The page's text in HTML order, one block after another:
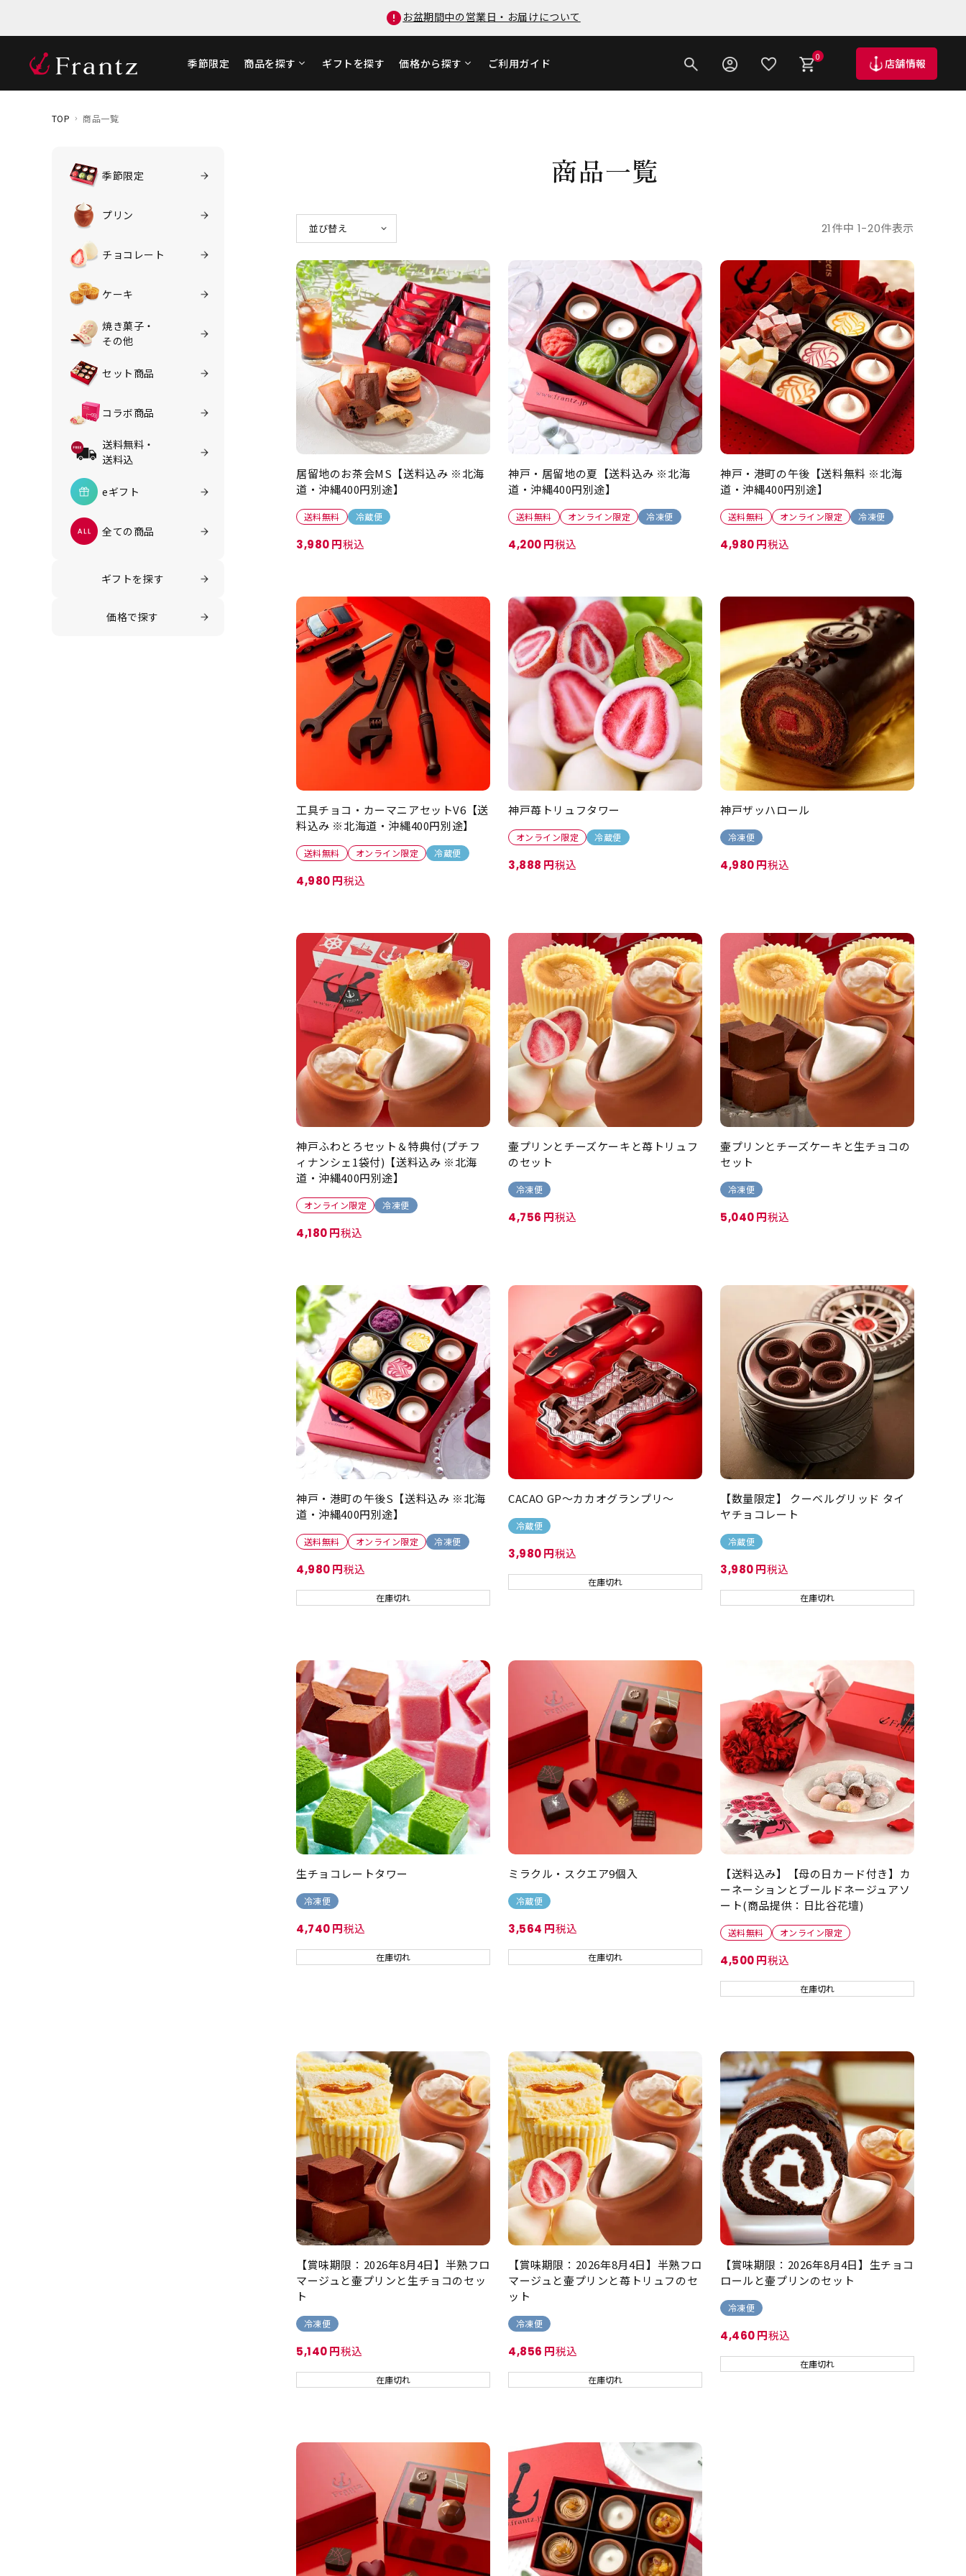
お盆期間中の営業日・お届けについて
季節限定 商品を探す ギフトを探す 価格から探す ご利用ガイド 0 店舗情報
TOP 商品一覧
季節限定
プリン
チョコレート
ケーキ
焼き菓子・
その他
セット商品
コラボ商品
送料無料・
送料込
eギフト
全ての商品
ギフトを探す
価格で探す
商品一覧
並び替え
価格が高い順
新着順
おすすめ順
21件中 1-20件表示
居留地のお茶会MS【送料込み ※北海
道・沖縄400円別途】
送料無料 冷蔵便
3,980 税込
神戸・居留地の夏【送料込み ※北海
道・沖縄400円別途】
送料無料 オンライン限定 冷凍便
4,200 税込
神戸・港町の午後【送料無料 ※北海
道・沖縄400円別途】
送料無料 オンライン限定 冷凍便
4,980 税込
工具チョコ・カーマニアセットV6【送
料込み ※北海道・沖縄400円別途】
送料無料 オンライン限定 冷蔵便
4,980 税込
神戸苺トリュフタワー
オンライン限定 冷蔵便
3,888 税込
神戸ザッハロール
冷凍便
4,980 税込
神戸ふわとろセット＆特典付(プチフ
ィナンシェ1袋付)【送料込み ※北海
道・沖縄400円別途】
オンライン限定 冷凍便
4,180 税込
壷プリンとチーズケーキと苺トリュフ
のセット
冷凍便
4,756 税込
壷プリンとチーズケーキと生チョコの
セット
冷凍便
5,040 税込
神戸・港町の午後S【送料込み ※北海
道・沖縄400円別途】
送料無料 オンライン限定 冷凍便
4,980 税込
在庫切れ
CACAO GP～カカオグランプリ～
冷蔵便
3,980 税込
在庫切れ
【数量限定】 クーベルグリッド タイ
ヤチョコレート
冷蔵便
3,980 税込
在庫切れ
生チョコレートタワー
冷凍便
4,740 税込
在庫切れ
ミラクル・スクエア9個入
冷蔵便
3,564 税込
在庫切れ
【送料込み】【母の日カード付き】カ
ーネーションとブールドネージュアソ
ート(商品提供：日比谷花壇)
送料無料 オンライン限定
4,500 税込
在庫切れ
【賞味期限：2026年8月4日】半熟フロ
マージュと壷プリンと生チョコのセッ
ト
冷凍便
5,140 税込
在庫切れ
【賞味期限：2026年8月4日】半熟フロ
マージュと壷プリンと苺トリュフのセ
ット
冷凍便
4,856 税込
在庫切れ
【賞味期限：2026年8月4日】生チョコ
ロールと壷プリンのセット
冷凍便
4,460 税込
在庫切れ